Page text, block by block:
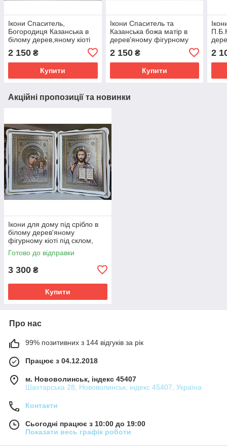
Ікони Спаситель,
Богородиця Казанська в
білому дерев,яному кіоті
31×41 лік 20×30.
2 150 ₴
Купити
Ікони Спаситель та
Казанська божа матір в
дерев'яному фігурному
39*29,лік срібло 20×30
2 150₴
Купити
2
Акційні пропозиції та новинки
Ікони для дому під срібло в
білому дерев'яному
фігурному кіоті під склом,
розмір кіота 54*40, сюжет
33*46
Готово до відправки
3 300 ₴
Купити
Про нас
99% позитивних з 144 відгуків за рік
Працює з 04.12.2018
м. Нововолинськ, індекс 45407
Шахтарська 28, Нововолинськ, індекс 45407, Україна
Контакти
Сьогодні працює з 10:00 до 19:00
Показати весь графік роботи